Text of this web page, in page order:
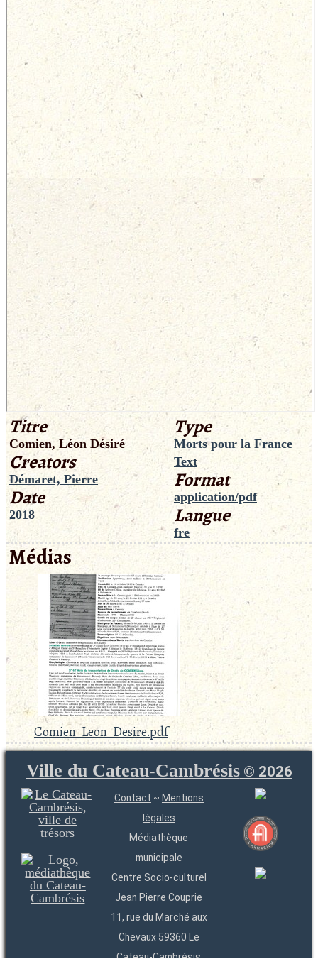
Titre
Comien, Léon Désiré
Creators
Démaret, Pierre
Date
2018
Type
Morts pour la France
Text
Format
application/pdf
Langue
fre
Médias
Comien_Leon_Desire.pdf
Ville du Cateau-Cambrésis© 2026
Contact ~ Mentions
légales
Médiathèque
municipale
Centre Socio-culturel
Jean Pierre Couprie
11, rue du Marché aux
Chevaux 59360 Le
Cateau-Cambrésis